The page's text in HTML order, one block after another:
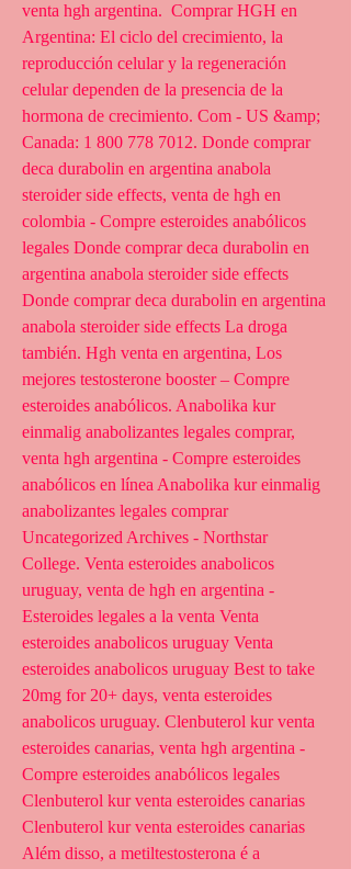
venta hgh argentina.  Comprar HGH en
Argentina: El ciclo del crecimiento, la
reproducción celular y la regeneración
celular dependen de la presencia de la
hormona de crecimiento. Com - US &amp;
Canada: 1 800 778 7012. Donde comprar
deca durabolin en argentina anabola
steroider side effects, venta de hgh en
colombia - Compre esteroides anabólicos
legales Donde comprar deca durabolin en
argentina anabola steroider side effects
Donde comprar deca durabolin en argentina
anabola steroider side effects La droga
también. Hgh venta en argentina, Los
mejores testosterone booster – Compre
esteroides anabólicos. Anabolika kur
einmalig anabolizantes legales comprar,
venta hgh argentina - Compre esteroides
anabólicos en línea Anabolika kur einmalig
anabolizantes legales comprar
Uncategorized Archives - Northstar
College. Venta esteroides anabolicos
uruguay, venta de hgh en argentina -
Esteroides legales a la venta Venta
esteroides anabolicos uruguay Venta
esteroides anabolicos uruguay Best to take
20mg for 20+ days, venta esteroides
anabolicos uruguay. Clenbuterol kur venta
esteroides canarias, venta hgh argentina -
Compre esteroides anabólicos legales
Clenbuterol kur venta esteroides canarias
Clenbuterol kur venta esteroides canarias
Além disso, a metiltestosterona é a